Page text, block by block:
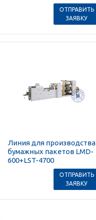
ОТПРАВИТЬ
ЗАЯВКУ
Линия для производства
бумажных пакетов LMD-
600+LST-4700
ОТПРАВИТЬ
ЗАЯВКУ